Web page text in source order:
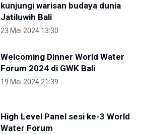
kunjungi warisan budaya dunia
Jatiluwih Bali
23 Mei 2024 13:30
Welcoming Dinner World Water
Forum 2024 di GWK Bali
19 Mei 2024 21:39
High Level Panel sesi ke-3 World
Water Forum